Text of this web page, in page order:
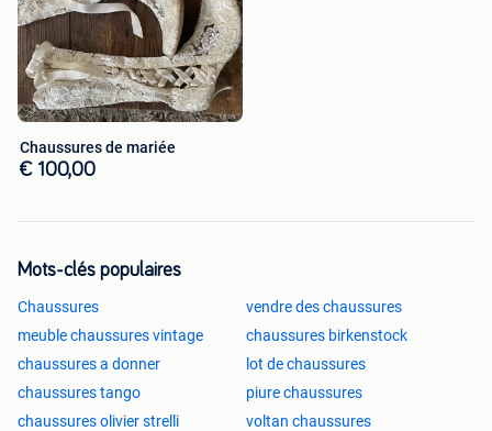
Chaussures de mariée
€ 100,00
Mots-clés populaires
Chaussures
vendre des chaussures
meuble chaussures vintage
chaussures birkenstock
chaussures a donner
lot de chaussures
chaussures tango
piure chaussures
chaussures olivier strelli
voltan chaussures